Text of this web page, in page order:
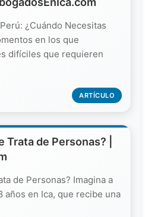
¿Cuándo Necesitas
en los que
difíciles que requieren
ARTÍCULO
Trata de Personas? |
de Personas? Imagina a
años en Ica, que recibe una